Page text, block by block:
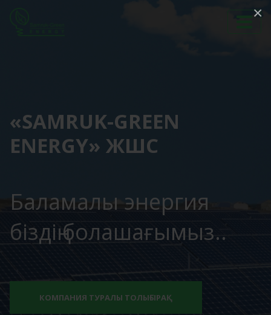
×
«SAMRUK-GREEN
ENERGY» ЖШС
Баламалы энергия
біздің болашағымыз..
КОМПАНИЯ ТУРАЛЫ ТОЛЫҒЫРАҚ